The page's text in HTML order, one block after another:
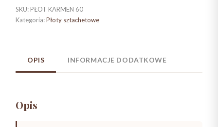
ryflowany
KARMEN
SKU: PŁOT KARMEN 60
Kategoria:Płoty sztachetowe
OPIS INFORMACJE DODATKOWE
Opis